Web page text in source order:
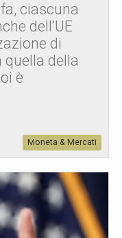
ciascuna
dell’UE
di
quella della
è
Moneta & Mercati